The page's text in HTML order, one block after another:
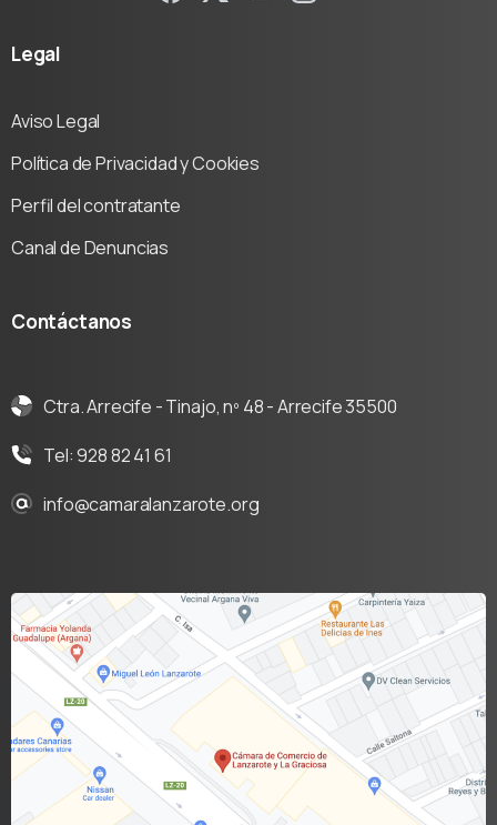
Legal
Aviso Legal
Política de Privacidad y Cookies
Perfil del contratante
Canal de Denuncias
Contáctanos
Ctra. Arrecife - Tinajo, nº 48 - Arrecife 35500
Tel: 928 82 41 61
info@camaralanzarote.org